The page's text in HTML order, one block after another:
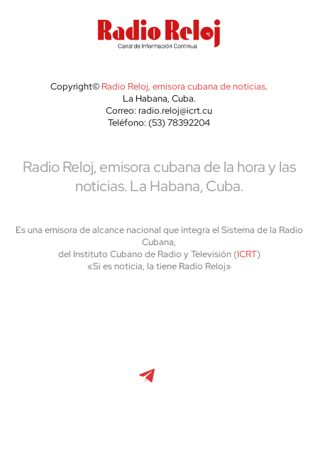
Copyright© Radio Reloj, emisora cubana de noticias.
La Habana, Cuba.
Correo: radio.reloj@icrt.cu
Teléfono: (53) 78392204
Radio Reloj, emisora cubana de la hora y las
noticias. La Habana, Cuba.
Es una emisora de alcance nacional que integra el Sistema de la Radio
Cubana,
del Instituto Cubano de Radio y Televisión (ICRT)
«Si es noticia, la tiene Radio Reloj»